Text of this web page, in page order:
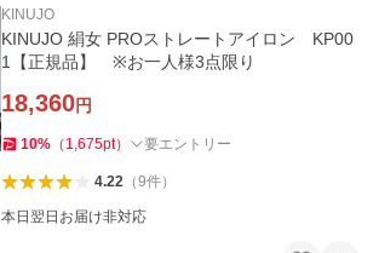
KINUJO
KINUJO 絹女 PROストレートアイロン KP00
1【正規品】 ※お一人様3点限り
18,360円
10% （ 1,675pt） 要エントリー
4.22（9件）
本日翌日お届け非対応